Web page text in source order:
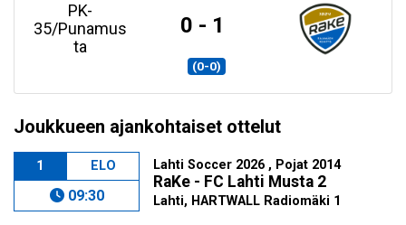
PK-
35/Punamus
ta
0 - 1
(0-0)
Joukkueen ajankohtaiset ottelut
1 ELO
09:30
Lahti Soccer 2026 , Pojat 2014
RaKe - FC Lahti Musta 2
Lahti, HARTWALL Radiomäki 1